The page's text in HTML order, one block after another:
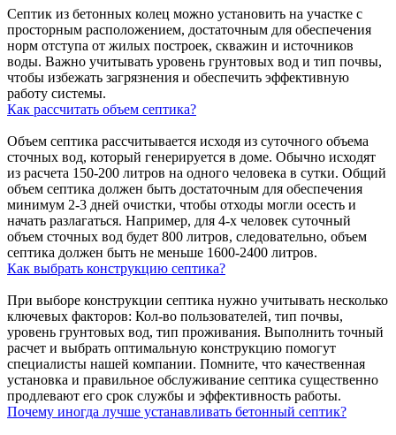
Септик из бетонных колец можно установить на участке с
просторным расположением, достаточным для обеспечения
норм отступа от жилых построек, скважин и источников
воды. Важно учитывать уровень грунтовых вод и тип почвы,
чтобы избежать загрязнения и обеспечить эффективную
работу системы.
Как рассчитать объем септика?
Объем септика рассчитывается исходя из суточного объема
сточных вод, который генерируется в доме. Обычно исходят
из расчета 150-200 литров на одного человека в сутки. Общий
объем септика должен быть достаточным для обеспечения
минимум 2-3 дней очистки, чтобы отходы могли осесть и
начать разлагаться. Например, для 4-х человек суточный
объем сточных вод будет 800 литров, следовательно, объем
септика должен быть не меньше 1600-2400 литров.
Как выбрать конструкцию септика?
При выборе конструкции септика нужно учитывать несколько
ключевых факторов: Кол-во пользователей, тип почвы,
уровень грунтовых вод, тип проживания. Выполнить точный
расчет и выбрать оптимальную конструкцию помогут
специалисты нашей компании. Помните, что качественная
установка и правильное обслуживание септика существенно
продлевают его срок службы и эффективность работы.
Почему иногда лучше устанавливать бетонный септик?